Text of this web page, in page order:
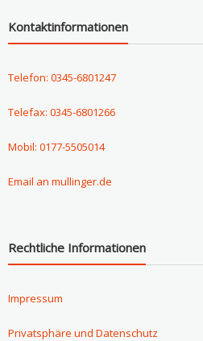
Kontaktinformationen
Telefon: 0345-6801247
Telefax: 0345-6801266
Mobil: 0177-5505014
Email an mullinger.de
Rechtliche Informationen
Impressum
Privatsphäre und Datenschutz